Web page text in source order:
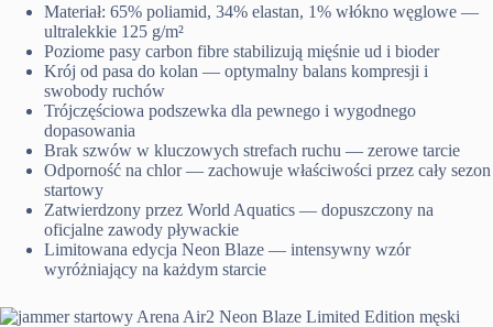
Materiał: 65% poliamid, 34% elastan, 1% włókno węglowe —
ultralekkie 125 g/m²
Poziome pasy carbon fibre stabilizują mięśnie ud i bioder
Krój od pasa do kolan — optymalny balans kompresji i
swobody ruchów
Trójczęściowa podszewka dla pewnego i wygodnego
dopasowania
Brak szwów w kluczowych strefach ruchu — zerowe tarcie
Odporność na chlor — zachowuje właściwości przez cały sezon
startowy
Zatwierdzony przez World Aquatics — dopuszczony na
oficjalne zawody pływackie
Limitowana edycja Neon Blaze — intensywny wzór
wyróżniający na każdym starcie